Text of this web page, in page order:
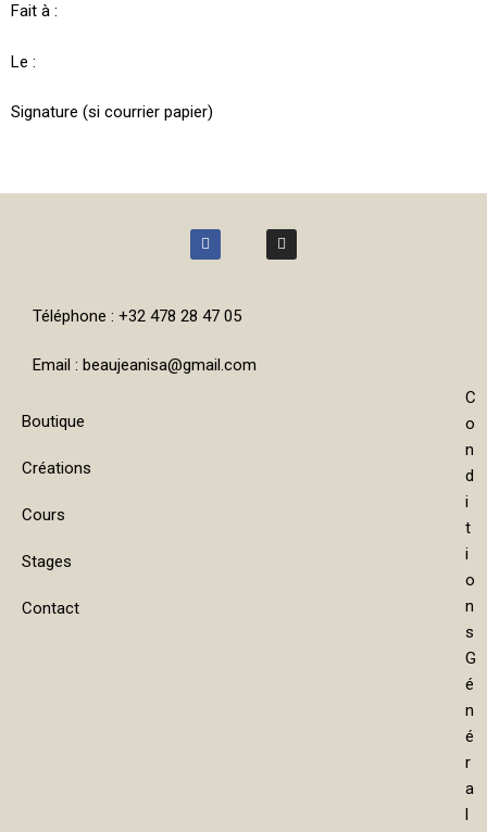
Fait à :
Le :
Signature (si courrier papier)
Téléphone : +32 478 28 47 05
Email : beaujeanisa@gmail.com
Boutique
Créations
Cours
Stages
Contact
C
o
n
d
i
t
i
o
n
s
G
é
n
é
r
a
l